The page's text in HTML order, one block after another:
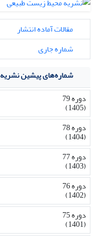
مقالات آماده انتشار
شماره جاری
شماره‌های پیشین نشریه
دوره 79
(1405)
دوره 78
(1404)
دوره 77
(1403)
دوره 76
(1402)
دوره 75
(1401)